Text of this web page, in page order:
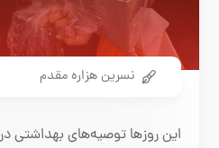
نسرین هزاره مقدم
این روزها توصیه‌های بهداشتی